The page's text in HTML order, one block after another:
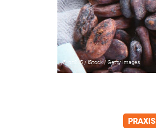
© bit245 / iStock / Getty Images
PRAXIS